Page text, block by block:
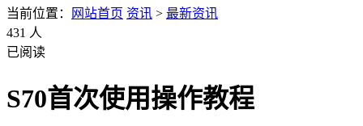
当前位置： 网站首页 资讯 > 最新资讯
431 人
已阅读
S70首次使用操作教程